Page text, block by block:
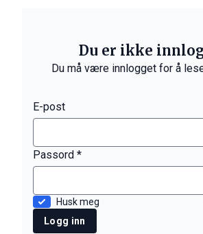
Du er ikke
Du må være innlogget for å
E-post
Passord *
Husk meg
Logg inn